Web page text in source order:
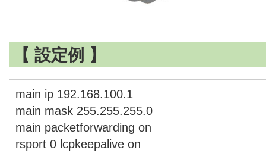
【 設定例 】
main ip 192.168.100.1
main mask 255.255.255.0
main packetforwarding on
rsport 0 lcpkeepalive on